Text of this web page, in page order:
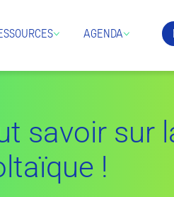
AGENDA
savoir sur
!